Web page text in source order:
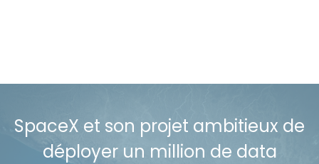
SpaceX et son projet ambitieux de
déployer un million de data